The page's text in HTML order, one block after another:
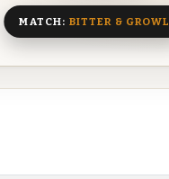
MATCH: BITTER & GROWL